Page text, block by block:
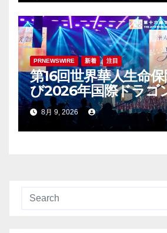
PRNEWSWIRE 新着 注目
第16回世界華人生命
び2026年国際ドラゴ
（IDA）年次会議が盛
8月 9, 2026